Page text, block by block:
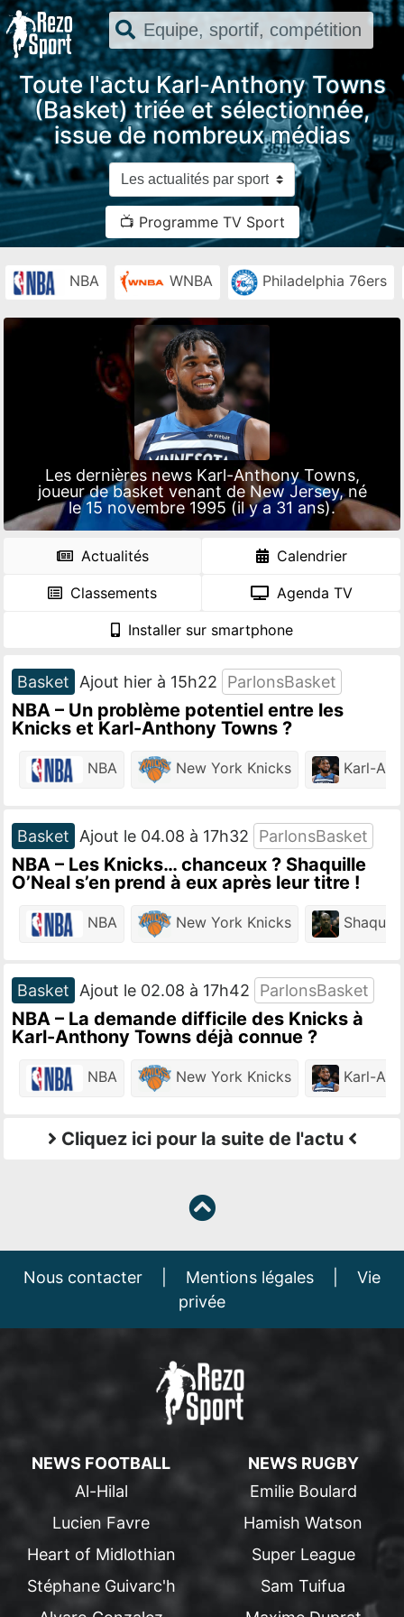
Toute l'actu Karl-Anthony Towns
(Basket) triée et sélectionnée,
issue de nombreux médias
📺 Programme TV Sport
NBA WNBA Philadelphia 76ers
Les dernières news Karl-Anthony Towns,
joueur de basket venant de New Jersey, né
le 15 novembre 1995 (il y a 31 ans).
Actualités Calendrier
Classements Agenda TV
Installer sur smartphone
Basket Ajout hier à 15h22 ParlonsBasket
NBA – Un problème potentiel entre les
Knicks et Karl-Anthony Towns ?
NBA New York Knicks Karl-
Basket Ajout le 04.08 à 17h32 ParlonsBasket
NBA – Les Knicks… chanceux ? Shaquille
O’Neal s’en prend à eux après leur titre !
NBA New York Knicks
Basket Ajout le 02.08 à 17h42 ParlonsBasket
NBA – La demande difficile des Knicks à
Karl-Anthony Towns déjà connue ?
NBA New York Knicks Karl-
Cliquez ici pour la suite de l'actu
Nous contacter Mentions légales
Vie
privée
NEWS FOOTBALL
Al-Hilal
Lucien Favre
Heart of Midlothian
Stéphane Guivarc'h
NEWS RUGBY
Emilie Boulard
Hamish Watson
Super League
Sam Tuifua